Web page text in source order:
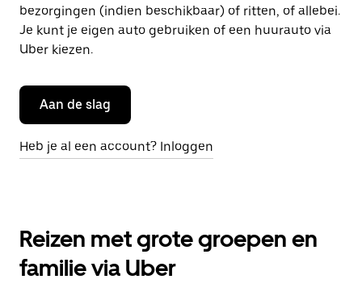
bezorgingen (indien beschikbaar) of ritten, of allebei.
Je kunt je eigen auto gebruiken of een huurauto via
Uber kiezen.
Aan de slag
Heb je al een account? Inloggen
Reizen met grote groepen en
familie via Uber